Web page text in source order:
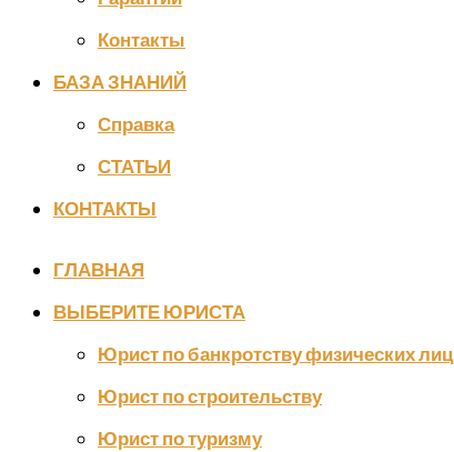
Контакты
БАЗА ЗНАНИЙ
Справка
СТАТЬИ
КОНТАКТЫ
ГЛАВНАЯ
ВЫБЕРИТЕ ЮРИСТА
Юрист по банкротству физических лиц
Юрист по строительству
Юрист по туризму